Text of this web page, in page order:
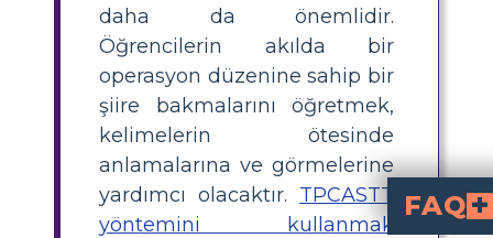
daha da önemlidir.
Öğrencilerin akılda bir
operasyon düzenine sahip bir
şiire bakmalarını öğretmek,
kelimelerin ötesinde
anlamalarına ve görmelerine
yardımcı olacaktır. TPCASTT
yöntemini kullanmak
FAQ